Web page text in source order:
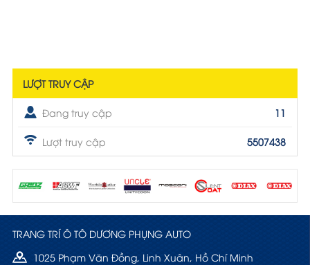
LƯỢT TRUY CẬP
Đang truy cập 11
Lượt truy cập 5507438
TRANG TRÍ Ô TÔ DƯƠNG PHỤNG AUTO
1025 Phạm Văn Đồng, Linh Xuân, Hồ Chí Minh